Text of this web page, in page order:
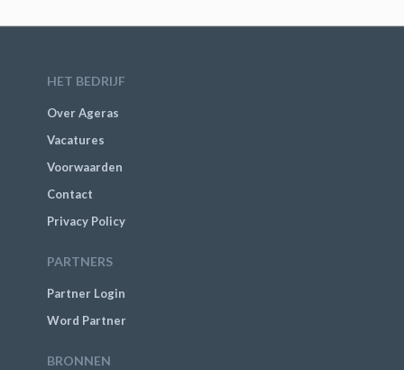
HET BEDRIJF
Over Ageras
Vacatures
Voorwaarden
Contact
Privacy Policy
PARTNERS
Partner Login
Word Partner
BRONNEN